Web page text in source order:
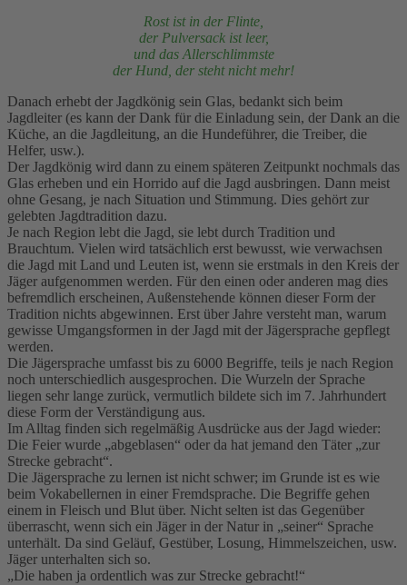
Rost ist in der Flinte,
der Pulversack ist leer,
und das Allerschlimmste
der Hund, der steht nicht mehr!
Danach erhebt der Jagdkönig sein Glas, bedankt sich beim
Jagdleiter (es kann der Dank für die Einladung sein, der Dank an die
Küche, an die Jagdleitung, an die Hundeführer, die Treiber, die
Helfer, usw.).
Der Jagdkönig wird dann zu einem späteren Zeitpunkt nochmals das
Glas erheben und ein Horrido auf die Jagd ausbringen. Dann meist
ohne Gesang, je nach Situation und Stimmung. Dies gehört zur
gelebten Jagdtradition dazu.
Je nach Region lebt die Jagd, sie lebt durch Tradition und
Brauchtum. Vielen wird tatsächlich erst bewusst, wie verwachsen
die Jagd mit Land und Leuten ist, wenn sie erstmals in den Kreis der
Jäger aufgenommen werden. Für den einen oder anderen mag dies
befremdlich erscheinen, Außenstehende können dieser Form der
Tradition nichts abgewinnen. Erst über Jahre versteht man, warum
gewisse Umgangsformen in der Jagd mit der Jägersprache gepflegt
werden.
Die Jägersprache umfasst bis zu 6000 Begriffe, teils je nach Region
noch unterschiedlich ausgesprochen. Die Wurzeln der Sprache
liegen sehr lange zurück, vermutlich bildete sich im 7. Jahrhundert
diese Form der Verständigung aus.
Im Alltag finden sich regelmäßig Ausdrücke aus der Jagd wieder:
Die Feier wurde „abgeblasen“ oder da hat jemand den Täter „zur
Strecke gebracht“.
Die Jägersprache zu lernen ist nicht schwer; im Grunde ist es wie
beim Vokabellernen in einer Fremdsprache. Die Begriffe gehen
einem in Fleisch und Blut über. Nicht selten ist das Gegenüber
überrascht, wenn sich ein Jäger in der Natur in „seiner“ Sprache
unterhält. Da sind Geläuf, Gestüber, Losung, Himmelszeichen, usw.
Jäger unterhalten sich so.
„Die haben ja ordentlich was zur Strecke gebracht!“